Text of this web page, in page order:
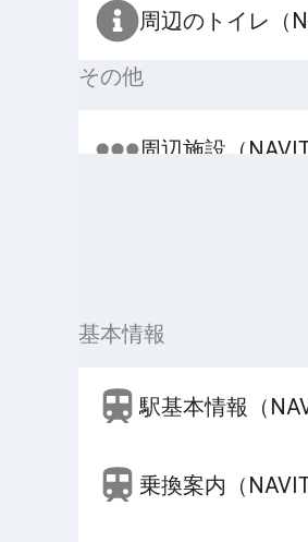
周辺のトイレ（
その他
周辺施設（
基本情報
駅基本情報（
乗換案内（